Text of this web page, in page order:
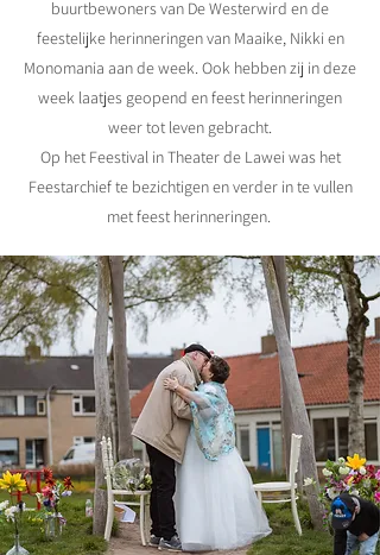
buurtbewoners van De Westerwird en de
feestelijke herinneringen van Maaike, Nikki en
Monomania aan de week. Ook hebben zij in deze
week laatjes geopend en feest herinneringen
weer tot leven gebracht.
Op het Feestival in Theater de Lawei was het
Feestarchief te bezichtigen en verder in te vullen
met feest herinneringen.